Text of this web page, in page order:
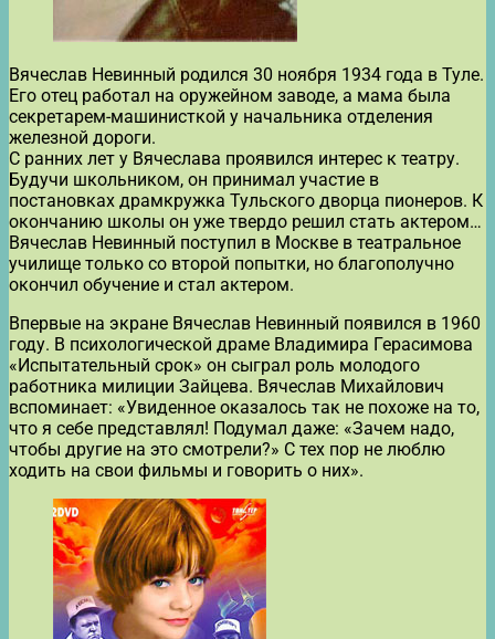
Вячеслав Невинный родился 30 ноября 1934 года в Туле.
Его отец работал на оружейном заводе, а мама была
секретарем-машинисткой у начальника отделения
железной дороги.
С ранних лет у Вячеслава проявился интерес к театру.
Будучи школьником, он принимал участие в
постановках драмкружка Тульского дворца пионеров. К
окончанию школы он уже твердо решил стать актером…
Вячеслав Невинный поступил в Москве в театральное
училище только со второй попытки, но благополучно
окончил обучение и стал актером.
Впервые на экране Вячеслав Невинный появился в 1960
году. В психологической драме Владимира Герасимова
«Испытательный срок» он сыграл роль молодого
работника милиции Зайцева. Вячеслав Михайлович
вспоминает: «Увиденное оказалось так не похоже на то,
что я себе представлял! Подумал даже: «Зачем надо,
чтобы другие на это смотрели?» С тех пор не люблю
ходить на свои фильмы и говорить о них».